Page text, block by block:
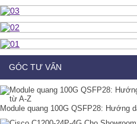
GÓC TƯ VẤN
Module quang 100G QSFP28: Hướng